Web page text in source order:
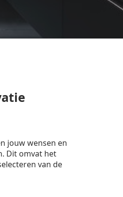
jouw wensen en
Dit omvat het
van de